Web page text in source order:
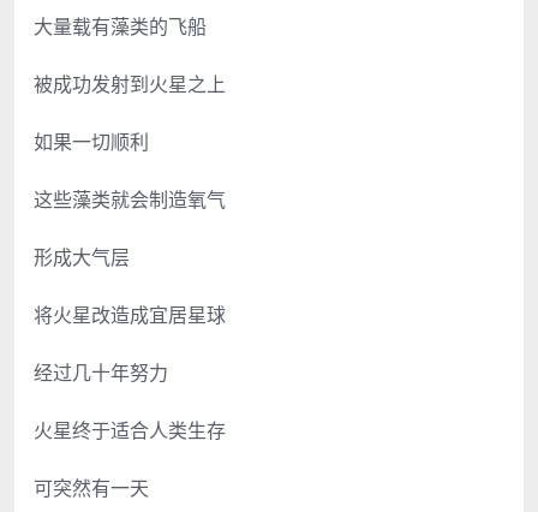
大量载有藻类的飞船
被成功发射到火星之上
如果一切顺利
这些藻类就会制造氧气
形成大气层
将火星改造成宜居星球
经过几十年努力
火星终于适合人类生存
可突然有一天